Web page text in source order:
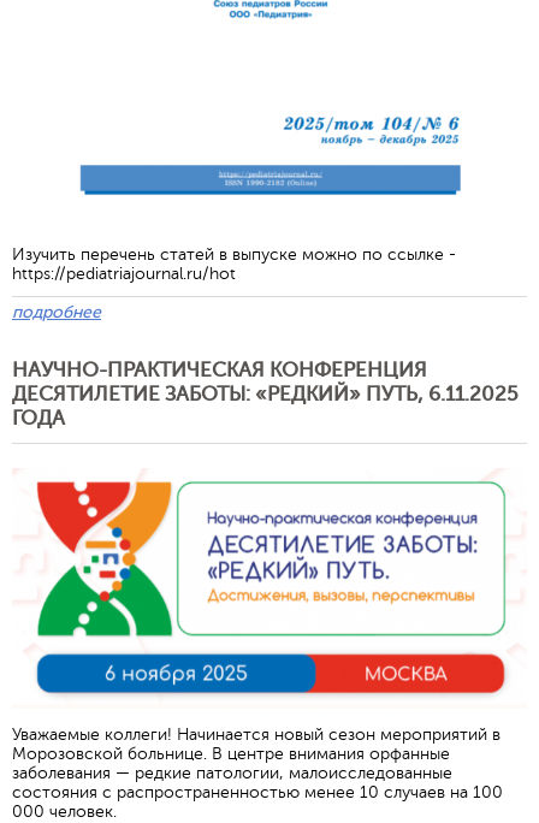
Изучить перечень статей в выпуске можно по ссылке -
https://pediatriajournal.ru/hot
подробнее
НАУЧНО-ПРАКТИЧЕСКАЯ КОНФЕРЕНЦИЯ
ДЕСЯТИЛЕТИЕ ЗАБОТЫ: «РЕДКИЙ» ПУТЬ, 6.11.2025
ГОДА
Уважаемые коллеги! Начинается новый сезон мероприятий в
Морозовской больнице. В центре внимания орфанные
заболевания — редкие патологии, малоисследованные
состояния с распространенностью менее 10 случаев на 100
000 человек.